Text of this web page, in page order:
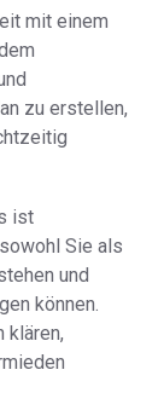
mit einem
zu erstellen,
ist
Sie als
und
können.
klären,